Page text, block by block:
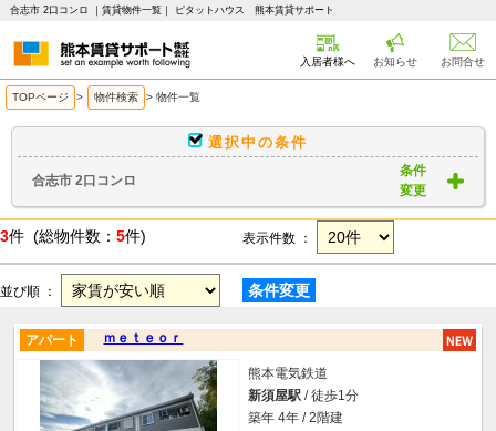
合志市 2口コンロ ｜賃貸物件一覧｜ ピタットハウス 熊本賃貸サポート
入居者様へ お知らせ お問合せ
TOPページ > 物件検索 > 物件一覧
選択中の条件
合志市 2口コンロ
条件
変更
3件 (総物件数： 5件) 表示件数 ：
並び順 ： 条件変更
ｍｅｔｅｏｒ
アパート
熊本電気鉄道
新須屋駅 / 徒歩1分
築年 4年 / 2階建